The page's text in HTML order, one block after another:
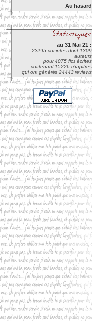
Au hasard
au 31 Mai 21 :
23295 comptes dont 1309
auteurs
pour 4075 fics écrites
contenant 15226 chapitres
qui ont générés 24443 reviews